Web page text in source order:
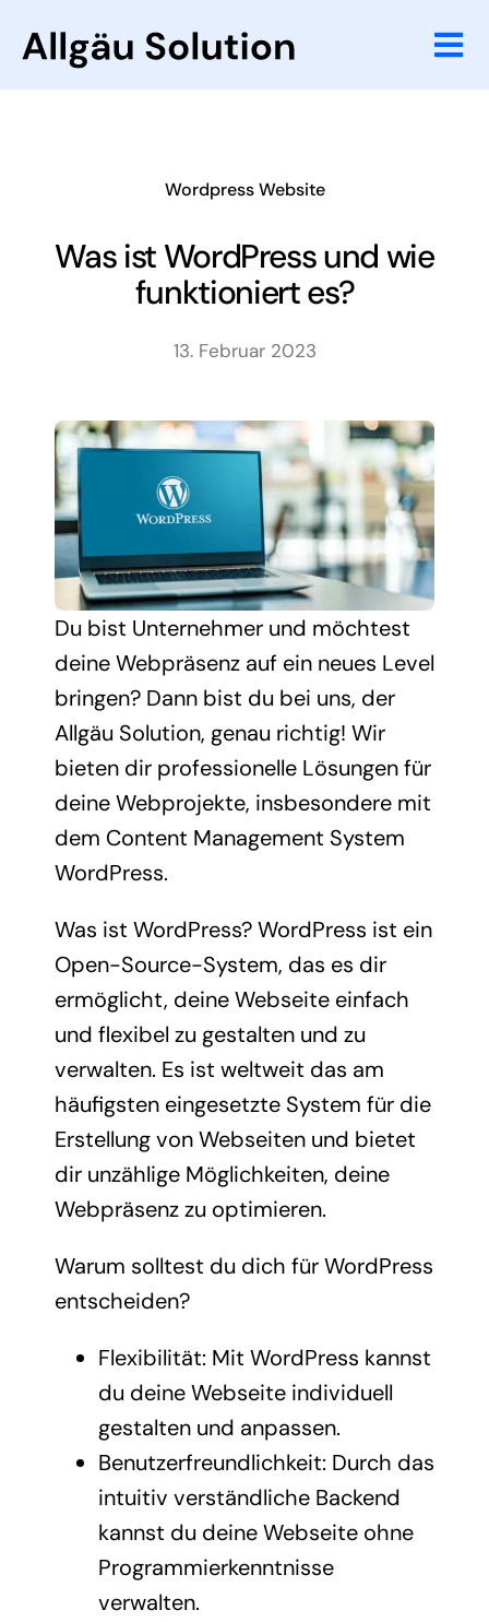
Inhalt
springen
Referenzen
Agentur
Wordpress Website
Was ist WordPress und wie
funktioniert es?
13. Februar 2023
Du bist Unternehmer und möchtest
deine Webpräsenz auf ein neues Level
bringen? Dann bist du bei uns, der
Allgäu Solution, genau richtig! Wir
bieten dir professionelle Lösungen für
deine Webprojekte, insbesondere mit
dem Content Management System
WordPress.
Was ist WordPress? WordPress ist ein
Open-Source-System, das es dir
ermöglicht, deine Webseite einfach
und flexibel zu gestalten und zu
verwalten. Es ist weltweit das am
häufigsten eingesetzte System für die
Erstellung von Webseiten und bietet
dir unzählige Möglichkeiten, deine
Webpräsenz zu optimieren.
Warum solltest du dich für WordPress
entscheiden?
Flexibilität: Mit WordPress kannst
du deine Webseite individuell
gestalten und anpassen.
Benutzerfreundlichkeit: Durch das
intuitiv verständliche Backend
kannst du deine Webseite ohne
Programmierkenntnisse
verwalten.